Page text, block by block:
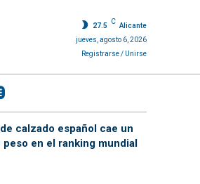
27.5
C
Alicante
jueves, agosto 6, 2026
Registrarse / Unirse
calzado español cae un
peso en el ranking mundial